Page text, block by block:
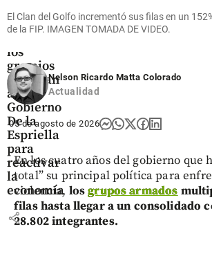
Esta es la
hoja de
los
gremios
entregan
al
Gobierno
De la
Espriella
para
reactivar
la
economía
share
El Clan del Golfo incrementó sus filas en un
de la FIP. IMAGEN TOMADA DE VIDEO.
Nelson Ricardo Matta Colorado
Actualidad
05 de agosto de 2026
En los cuatro años del gobierno que
total” su principal política para
violencia, losgrupos armados
filas hasta llegar a un consolidado
28.802 integrantes.